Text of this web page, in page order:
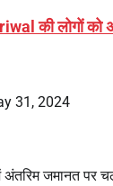
की लोगों को
31, 2024
अंतरिम जमानत पर